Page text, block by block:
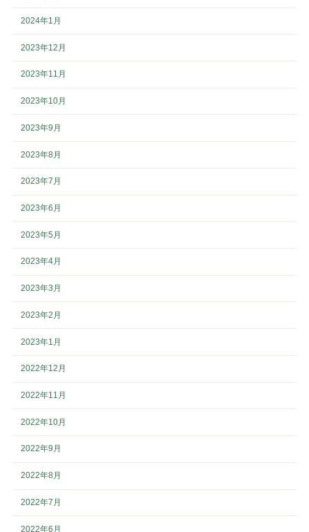
2024年1月
2023年12月
2023年11月
2023年10月
2023年9月
2023年8月
2023年7月
2023年6月
2023年5月
2023年4月
2023年3月
2023年2月
2023年1月
2022年12月
2022年11月
2022年10月
2022年9月
2022年8月
2022年7月
2022年6月